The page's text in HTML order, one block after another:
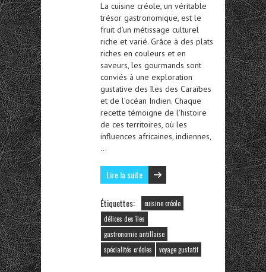
La cuisine créole, un véritable
trésor gastronomique, est le
fruit d’un métissage culturel
riche et varié. Grâce à des plats
riches en couleurs et en
saveurs, les gourmands sont
conviés à une exploration
gustative des îles des Caraïbes
et de l’océan Indien. Chaque
recette témoigne de l’histoire
de ces territoires, où les
influences africaines, indiennes,
…
Lire la suite
Étiquettes:
cuisine créole
délices des îles
gastronomie antillaise
spécialités créoles
voyage gustatif